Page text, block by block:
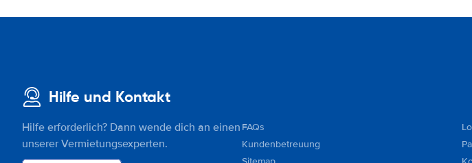
Hilfe und Kontakt
Hilfe erforderlich? Dann wende dich an einen
unserer Vermietungsexperten.
FAQs
Kundenbetreuung